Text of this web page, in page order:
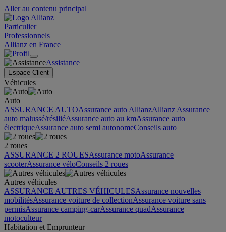
Aller au contenu principal
Particulier
Professionnels
Allianz en France
Assistance
Espace Client
Véhicules
Auto
ASSURANCE AUTOAssurance auto AllianzAllianz Assurance
auto malussé/résiliéAssurance auto au kmAssurance auto
électriqueAssurance auto semi autonomeConseils auto
2 roues
ASSURANCE 2 ROUESAssurance motoAssurance
scooterAssurance véloConseils 2 roues
Autres véhicules
ASSURANCE AUTRES VÉHICULESAssurance nouvelles
mobilitésAssurance voiture de collectionAssurance voiture sans
permisAssurance camping-carAssurance quadAssurance
motoculteur
Habitation et Emprunteur